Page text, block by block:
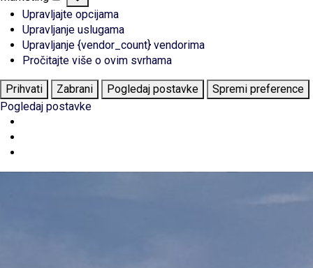
Marketing
Upravljajte opcijama
Upravljanje uslugama
Upravljanje {vendor_count} vendorima
Pročitajte više o ovim svrhama
Prihvati Zabrani Pogledaj postavke
Spremi preference
Pogledaj postavke